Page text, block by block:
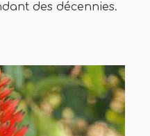
des décennies.